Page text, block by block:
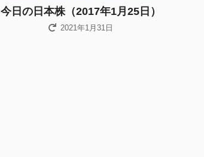
今日の日本株（2017年1月25日）
2021年1月31日